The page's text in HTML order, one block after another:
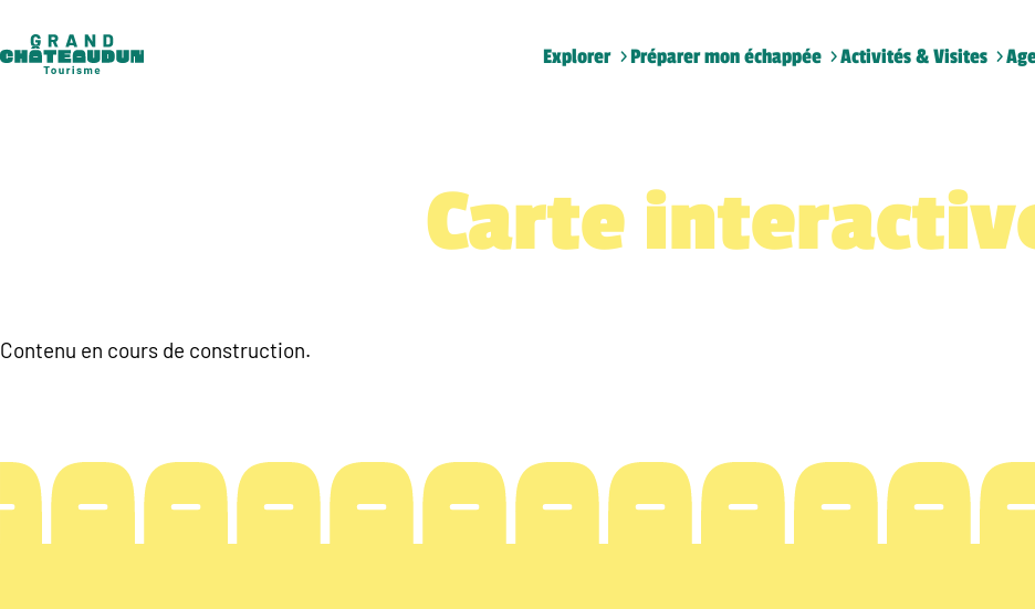
contenu
Explorer Préparer mon échappée Activités & Visites
Carte
Contenu en cours de construction.